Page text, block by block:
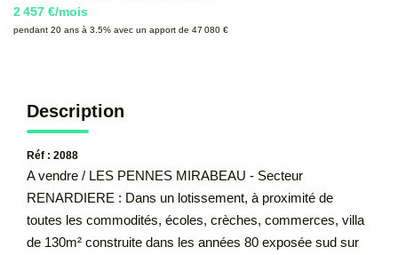
2 457 €/mois
pendant 20 ans à 3.5% avec un apport de 47 080 €
Description
Réf : 2088
A vendre / LES PENNES MIRABEAU - Secteur
RENARDIERE : Dans un lotissement, à proximité de
toutes les commodités, écoles, crèches, commerces, villa
de 130m² construite dans les années 80 exposée sud sur